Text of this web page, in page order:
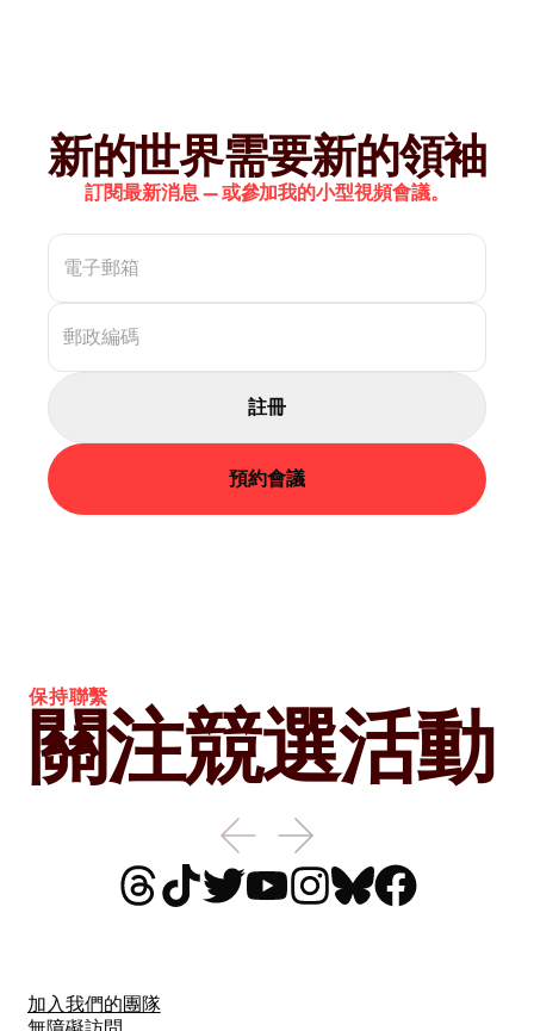
新的世界需要新的領袖
訂閱最新消息 — 或參加我的小型視頻會議。
註冊
預約會議
保持聯繫
關注競選活動
加入我們的團隊